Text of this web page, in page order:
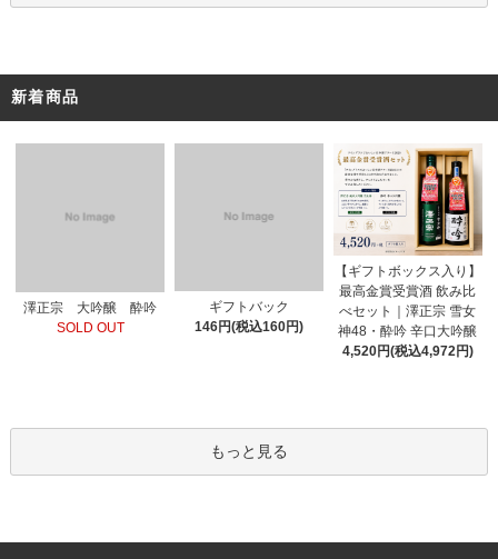
新着商品
澤正宗 大吟醸 酔吟
SOLD OUT
ギフトバック
146円(税込160円)
【ギフトボックス入り】
最高金賞受賞酒 飲み比
べセット｜澤正宗 雪女
神48・酔吟 辛口大吟醸
4,520円(税込4,972円)
もっと見る